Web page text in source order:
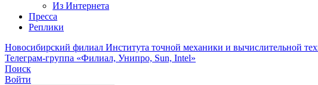
Из Интернета
Пресса
Реплики
Новосибирский филиал Института точной механики и вычислительной
Телеграм-группа «Филиал, Унипро, Sun, Intel»
Поиск
Войти